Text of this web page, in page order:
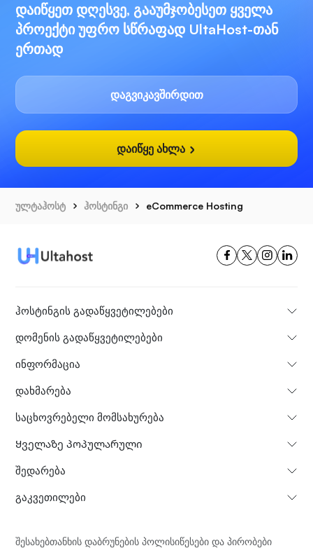
დაიწყეთ დღესვე, გააუმჯობესეთ ყველა
პროექტი უფრო სწრაფად UltaHost-თან
ერთად
დაგვიკავშირდით
დაიწყე ახლა
ულტაჰოსტ ჰოსტინგი eCommerce Hosting
ჰოსტინგის გადაწყვეტილებები
დომენის გადაწყვეტილებები
ინფორმაცია
დახმარება
საცხოვრებელი მომსახურება
Ყველაზე პოპულარული
Შედარება
გაკვეთილები
შესახებთანხის დაბრუნების პოლისიწესები და პირობები